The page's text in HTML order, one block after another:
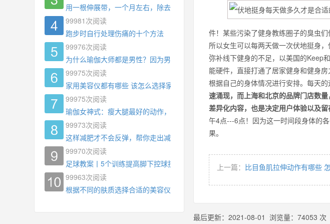
件！某些污染了健身教练圈子的臭虫
所以女生可以每两天做一次伏地挺身
弥补线下健身的不足，以美国的Keep
能硬件，直接打通了居家健身和健身
根据自己的身体情况进行安排。每天
速涌现，而上海和北京的品牌门店数
差异化内容，也是决定用户体验以及
午4点---6点！因为这一时间段身体的
果。
上一篇： 比目鱼肌拉伸动作有哪些
最后更新： 2021-08-01 浏览量： 74053 次
用一根伸展带，一个月左右，除去了手臂拜拜肉，背也变薄了
99981 次阅读
跑步时自行处理伤痛的十个方法
99976次阅读
为什么瑜伽大师都是男性？因为男权，让女性失去同等的机会
99975次阅读
家用美容仪都有哪些 该怎么选择家用美容仪
99975次阅读
瑜伽女神式：瘦大腿最好的动作，没有之一，为什么你练了没效果？
99973次阅读
这样减肥才不会反弹，帮你走出减肥瓶颈
99970次阅读
足球教案丨5个训练提高脚下控球技术
99963次阅读
根据不同的肤质选择合适的美容仪器